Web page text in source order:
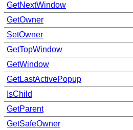
GetNextWindow
GetOwner
SetOwner
GetTopWindow
GetWindow
GetLastActivePopup
IsChild
GetParent
GetSafeOwner